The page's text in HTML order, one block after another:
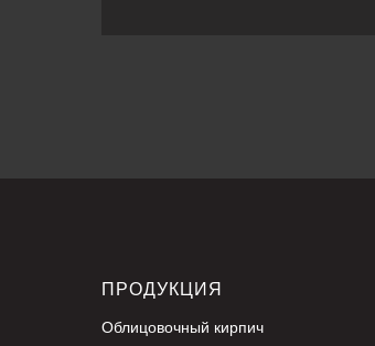
ПРОДУКЦИЯ
Облицовочный кирпич